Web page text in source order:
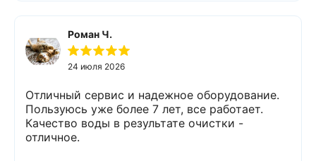
Роман Ч.
24 июля 2026
Отличный сервис и надежное оборудование.
Пользуюсь уже более 7 лет, все работает.
Качество воды в результате очистки -
отличное.